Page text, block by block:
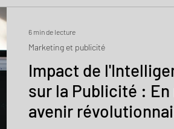
Impact de
sur la Publicité :
avenir
Marketing et publicité
6 min de lecture